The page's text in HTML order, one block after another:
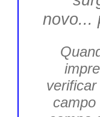
novo...
campo